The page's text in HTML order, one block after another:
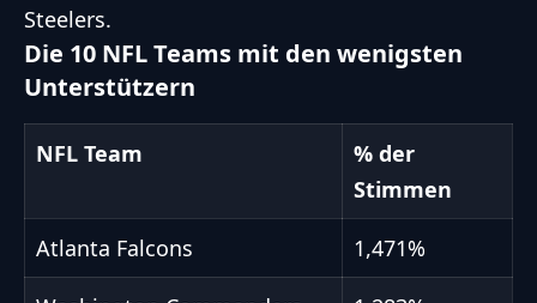
Steelers.
Die 10 NFL Teams mit den wenigsten
Unterstützern
NFL Team
% der
Stimmen
Atlanta Falcons 1,471%